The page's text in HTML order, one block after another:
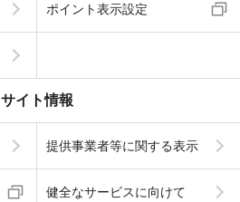
ポイント表示設定
サイト情報
提供事業者等に関する表示
健全なサービスに向けて